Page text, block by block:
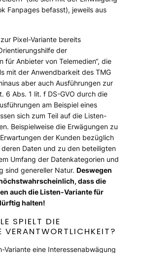
Fanpages befasst), jeweils aus
Pixel-Variante bereits
der
für Anbieter von Telemedien“, die
mit der Anwendbarkeit des TMG
aber auch Ausführungen zur
6 Abs. 1 lit. f DS-GVO durch die
am Beispiel eines
sich zum Teil auf die Listen-
Beispielweise die Erwägungen zu
der Kunden bezüglich
Daten und zu den beteiligten
Umfang der Datenkategorien und
sind genereller Natur. Deswegen
dass die
auch die Listen-Variante für
halten!
SPIELT DIE
VERANTWORTLICHKEIT?
Variante eine Interessenabwägung